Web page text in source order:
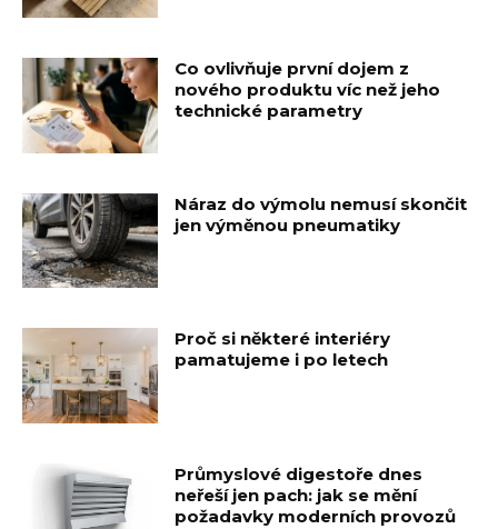
Co ovlivňuje první dojem z
nového produktu víc než jeho
technické parametry
Náraz do výmolu nemusí skončit
jen výměnou pneumatiky
Proč si některé interiéry
pamatujeme i po letech
Průmyslové digestoře dnes
neřeší jen pach: jak se mění
požadavky moderních provozů